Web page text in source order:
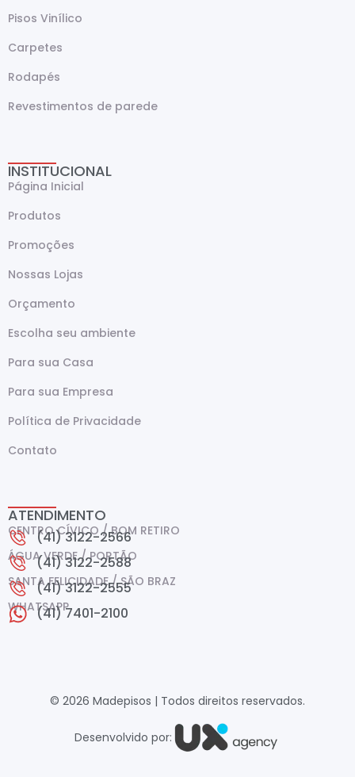
Pisos Vinílico
Carpetes
Rodapés
Revestimentos de parede
INSTITUCIONAL
Página Inicial
Produtos
Promoções
Nossas Lojas
Orçamento
Escolha seu ambiente
Para sua Casa
Para sua Empresa
Política de Privacidade
Contato
ATENDIMENTO
CENTRO CÍVICO / BOM RETIRO
(41) 3122-2566
ÁGUA VERDE / PORTÃO
(41) 3122-2588
SANTA FELICIDADE / SÃO BRAZ
(41) 3122-2555
WHATSAPP(41) 7401-2100
© 2026 Madepisos | Todos direitos reservados.
Desenvolvido por: